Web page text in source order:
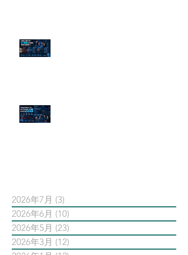
2026年7月 (3)
2026年6月 (10)
2026年5月 (23)
2026年3月 (12)